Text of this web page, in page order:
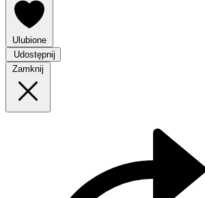
Ulubione
Udostępnij
Zamknij